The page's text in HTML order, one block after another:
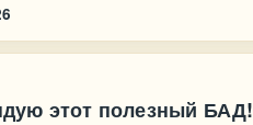
этот полезный БАД!